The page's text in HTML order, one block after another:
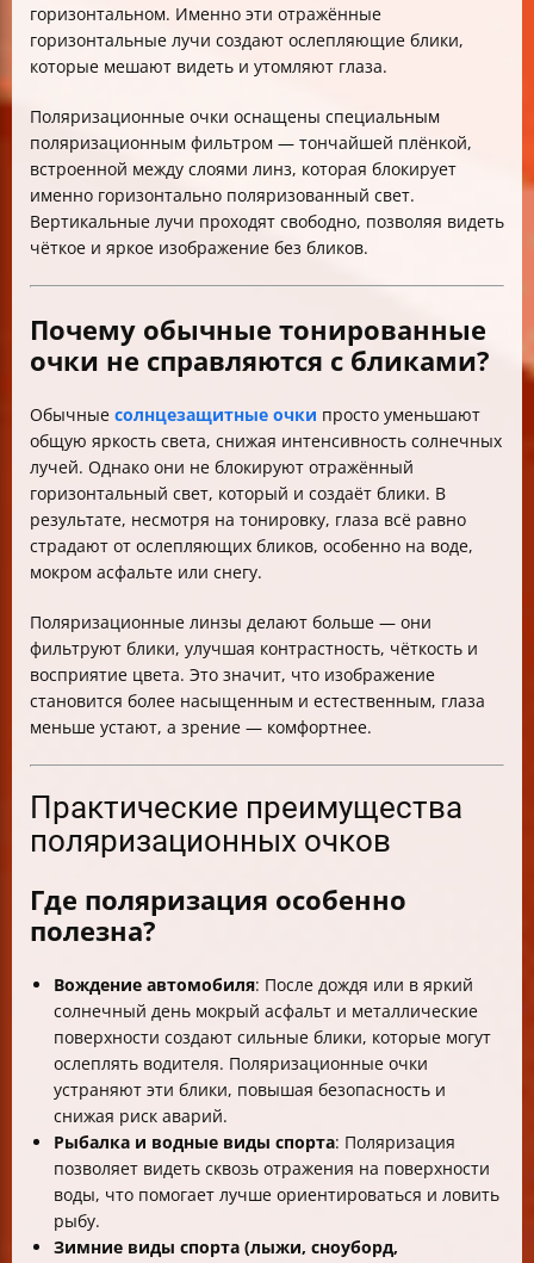
горизонтальном. Именно эти отражённые
горизонтальные лучи создают ослепляющие блики,
которые мешают видеть и утомляют глаза.
Поляризационные очки оснащены специальным
поляризационным фильтром — тончайшей плёнкой,
встроенной между слоями линз, которая блокирует
именно горизонтально поляризованный свет.
Вертикальные лучи проходят свободно, позволяя видеть
чёткое и яркое изображение без бликов.
Почему обычные тонированные
очки не справляются с бликами?
Обычные солнцезащитные очки просто уменьшают
общую яркость света, снижая интенсивность солнечных
лучей. Однако они не блокируют отражённый
горизонтальный свет, который и создаёт блики. В
результате, несмотря на тонировку, глаза всё равно
страдают от ослепляющих бликов, особенно на воде,
мокром асфальте или снегу.
Поляризационные линзы делают больше — они
фильтруют блики, улучшая контрастность, чёткость и
восприятие цвета. Это значит, что изображение
становится более насыщенным и естественным, глаза
меньше устают, а зрение — комфортнее.
Практические преимущества
поляризационных очков
Где поляризация особенно
полезна?
Вождение автомобиля: После дождя или в яркий
солнечный день мокрый асфальт и металлические
поверхности создают сильные блики, которые могут
ослеплять водителя. Поляризационные очки
устраняют эти блики, повышая безопасность и
снижая риск аварий.
Рыбалка и водные виды спорта: Поляризация
позволяет видеть сквозь отражения на поверхности
воды, что помогает лучше ориентироваться и ловить
рыбу.
Зимние виды спорта (лыжи, сноуборд,